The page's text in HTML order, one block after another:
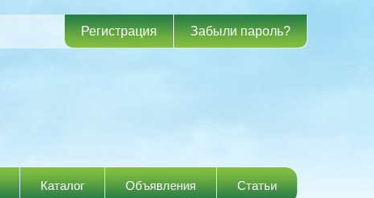
Регистрация Забыли пароль?
Каталог Объявления Статьи